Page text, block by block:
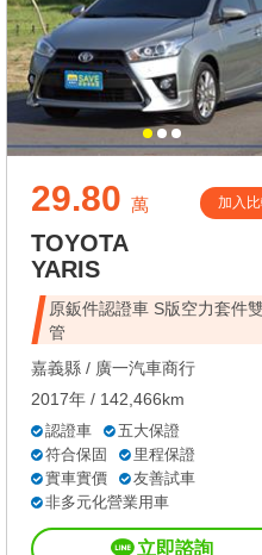
29.80 萬 加入
TOYOTA
YARIS
原鈑件認證車 S版空力套件
管
嘉義縣 / 廣一汽車商行
2017年 / 142,466km
認證車
五大保證
符合保固
里程保證
實車實價
友善試車
非多元化營業用車
立即諮詢